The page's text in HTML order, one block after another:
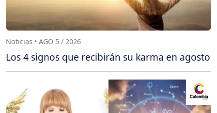
Noticias • AGO 5 / 2026
Los 4 signos que recibirán su karma en agosto